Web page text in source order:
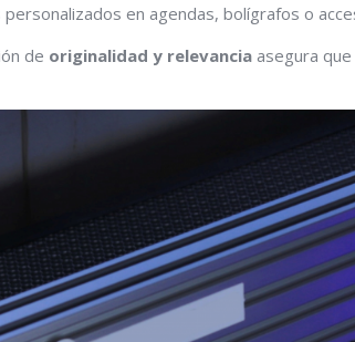
personalizados en agendas, bolígrafos o
de originalidad y relevancia asegura